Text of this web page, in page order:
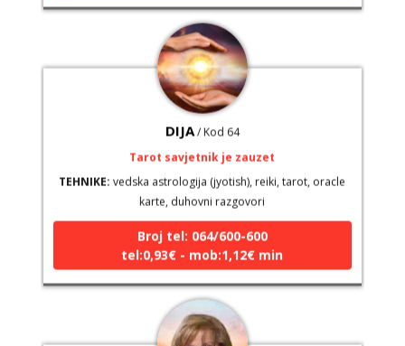
DIJA/ Kod 64
Tarot savjetnik je zauzet
vedska astrologija (jyotish), reiki, tarot, oracle
karte, duhovni razgovori
Broj tel: 064/600-600
tel:0,93€ - mob:1,12€ min